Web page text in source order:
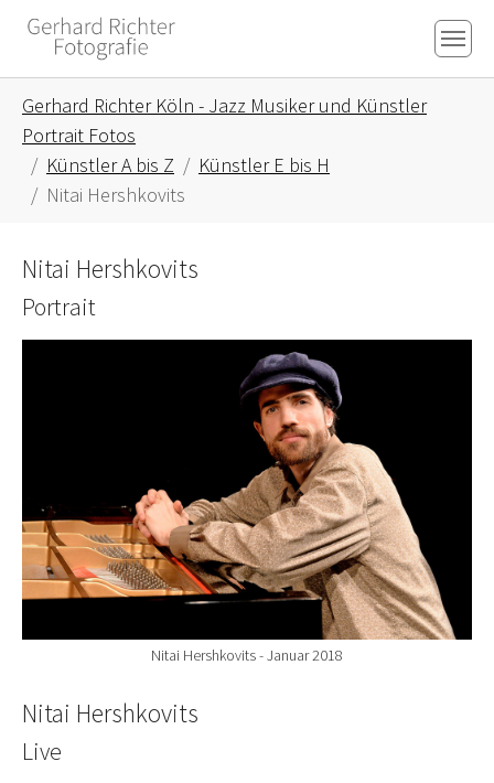
Skip to main content
Skip to page footer
Gerhard Richter Köln - Jazz Musiker und Künstler
Portrait Fotos
Künstler A bis Z
Künstler E bis H
Nitai Hershkovits
Nitai Hershkovits
Portrait
Nitai Hershkovits - Januar 2018
Nitai Hershkovits
Live